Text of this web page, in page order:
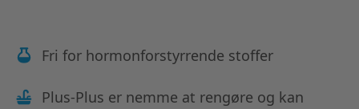
Fri for hormonforstyrrende stoffer
Plus-Plus er nemme at rengøre og kan